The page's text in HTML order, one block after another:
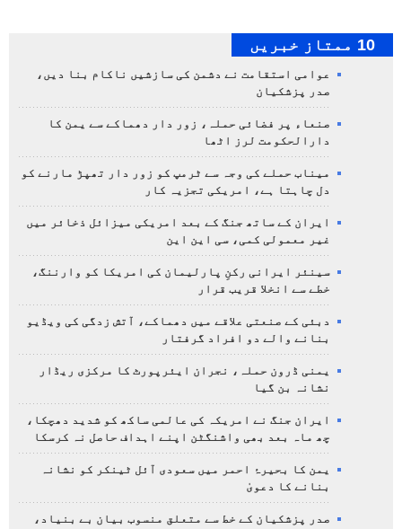
10 ممتاز خبریں
عوامی استقامت نے دشمن کی سازشیں ناکام بنا دیں،
صدر پزشکیان
صنعاء پر فضائی حملہ، زور دار دھماکے سے یمن کا
دارالحکومت لرز اٹھا
میناب حملے کی وجہ سے ٹرمپ کو زور دار تھپڑ مارنے کو
دل چاہتا ہے، امریکی تجزیہ کار
ایران کے ساتھ جنگ کے بعد امریکی میزائل ذخائر میں
غیر معمولی کمی، سی این این
سینئر ایرانی رکنِ پارلیمان کی امریکا کو وارننگ،
خطے سے انخلا قریب قرار
دبئی کے صنعتی علاقے میں دھماکے، آتش زدگی کی ویڈیو
بنانے والے دو افراد گرفتار
یمنی ڈرون حملہ، نجران ایئرپورٹ کا مرکزی ریڈار
نشانہ بن گیا
ایران جنگ نے امریکہ کی عالمی ساکھ کو شدید دھچکا،
چھ ماہ بعد بھی واشنگٹن اپنے اہداف حاصل نہ کرسکا
یمن کا بحیرۂ احمر میں سعودی آئل ٹینکر کو نشانہ
بنانے کا دعویٰ
صدر پزشکیان کے خط سے متعلق منسوب بیان بے بنیاد،